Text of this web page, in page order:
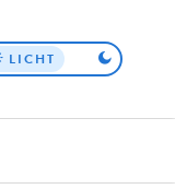
Top
LICHT